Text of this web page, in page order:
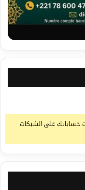
حساباتك على الشبكات